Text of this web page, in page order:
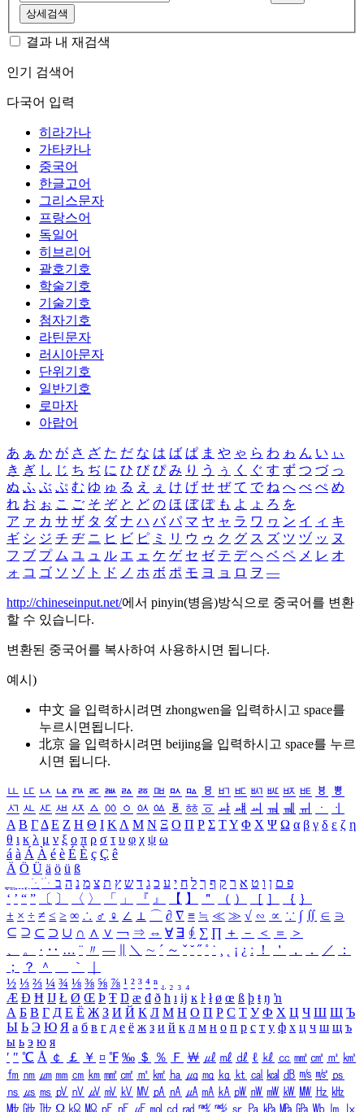
상세검색
결과 내 재검색
인기 검색어
다국어 입력
히라가나
가타카나
중국어
한글고어
그리스문자
프랑스어
독일어
히브리어
괄호기호
학술기호
기술기호
첨자기호
라틴문자
러시아문자
단위기호
일반기호
로마자
아랍어
あ ぁ か が さ ざ た だ な は ば ぱ ま や ゃ ら わ ゎ ん い ぃ
き ぎ し じ ち ぢ に ひ び ぴ み り う ぅ く ぐ す ず つ づ っ
ぬ ふ ぶ ぷ む ゆ ゅ る え ぇ け げ せ ぜ て で ね へ べ ぺ め
れ お ぉ こ ご そ ぞ と ど の ほ ぼ ぽ も よ ょ ろ を
ア ァ カ サ ザ タ ダ ナ ハ バ パ マ ヤ ャ ラ ワ ヮ ン イ ィ キ
ギ シ ジ チ ヂ ニ ヒ ビ ピ ミ リ ウ ゥ ク グ ス ズ ツ ヅ ッ ヌ
フ ブ プ ム ユ ュ ル エ ェ ケ ゲ セ ゼ テ デ ヘ ベ ペ メ レ オ
ォ コ ゴ ソ ゾ ト ド ノ ホ ボ ポ モ ヨ ョ ロ ヲ ―
http://chineseinput.net/에서 pinyin(병음)방식으로 중국어를 변환
할 수 있습니다.
변환된 중국어를 복사하여 사용하시면 됩니다.
예시)
中文 을 입력하시려면 zhongwen을 입력하시고 space를
누르시면됩니다.
北京 을 입력하시려면 beijing을 입력하시고 space를 누르
시면 됩니다.
ㅥ ㅦ ㅧ ㅨ ㅩ ㅪ ㅫ ㅬ ㅭ ㅮ ㅯ ㅰ ㅱ ㅲ ㅳ ㅴ ㅵ ㅶ ㅷ ㅸ
ㅹ
ㅺ ㅻ ㅼ ㅽ ㅾ ㅿ ㆀ ㆁ ㆂ ㆃ ㆄ ㆅ ㆆ ㆇ ㆈ ㆉ ㆊ ㆋ ㆌ ㆍ
ㆎ
Α Β ΓΔ Ε Ζ Η Θ Ι ΚΛ Μ Ν Ξ Ο Π Ρ Σ ΤΥ Φ Χ Ψ Ω α β γ δ ε ζ η
θ ι κ λ μ ν ξ ο π ρ σ τ υ φ χ ψ ω
á à Á À é è É È ç Ç ê
Ä Ö Ü ä ö ü ß
ִֶֹ ֻּ ׁׂ פ ם ן ו ט א ר ק ף ך ל ח י ע כ ג ד ש ץ ת צ מ נ ה ב
‘ ’ “ ” 〔 〕 〈 〉 「 」 『 』 【 】 ＂ （ ） ［ ］ ｛ ｝
± × ÷ ≠ ≤ ≥ ∞ ∴ ♂ ♀ ∠ ⊥ ⌒ ∂ ∇ ≡ ≒ ≪ ≫ √ ∽ ∝ ∵ ∫ ∬ ∈ ∋
⊆ ⊇ ⊂ ⊃ ∪ ∩ ∧ ∨ ￢ ⇒ ⇔ ∀ ∃ ∮ ∑ ∏ ＋ － ＜ ＝
＞
、
。 · ‥ … ¨ 〃 ― ＼ ∼ ´ ～ ˇ ˘ ˝ ˚ ˙ ¸ ¡ ¿ ː ！ ＇ ， ． ／
：
；
？ ＾ ｀
½ ⅓ ⅔ ¼ ¾ ⅛ ⅜ ⅝ ⅞ ¹ ² ³ ⁴ ⁿ ₁ ₂ ₃ ₄
Æ Ð Ħ Ĳ Ł Ø Œ Þ Ŧ Ŋ æ đ ð ħ ı ĳ ĸ ŀ ł ø œ ß þ ŧ ŋ ŉ
А Б В Г Д Е Ё Ж З И Й К Л М Н О П Р С Т У Ф Х Ц Ч Ш Щ Ъ
Ы Ь Э Ю Я а б в г д е ё ж з и й к л м н о п р с т у ф х ц ч ш щ ъ
ы ь э ю я
′ ″ ℃ Å ￠ ￡ ￥ ¤ ℉ ‰ ＄ ％ Ｆ ￦ ㎕ ㎖ ㎗ ℓ ㎘ ㏄ ㎣ ㎤ ㎥ ㎦
㎙ ㎚ ㎛ ㎜ ㎝ ㎞ ㎟ ㎠ ㎡ ㎢ ㏊ ㎍ ㎎ ㎏ ㏏ ㎈ ㎉ ㏈ ㎧ ㎨ ㎰
㎱ ㎲ ㎳ ㎴ ㎵ ㎶ ㎷ ㎸ ㎹ ㎀ ㎁ ㎂ ㎃ ㎄ ㎺ ㎻ ㎽ ㎾ ㎿ ㎐ ㎑
㎒ ㎓ ㎔ Ω ㏀ ㏁ ㎊ ㎋ ㎌ ㏖ ㏅ ㎭ ㎮ ㎯ ㏛ ㎩ ㎪ ㎫ ㎬ ㏝ ㏐
㏓